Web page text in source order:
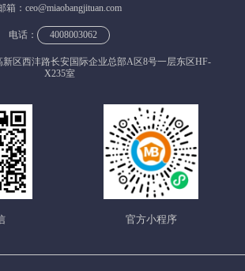
箱：ceo@miaobangjituan.com
电话： 4008003062
区西沣路长安国际企业总部A区8号一层东区HF-
X235室
官方小程序